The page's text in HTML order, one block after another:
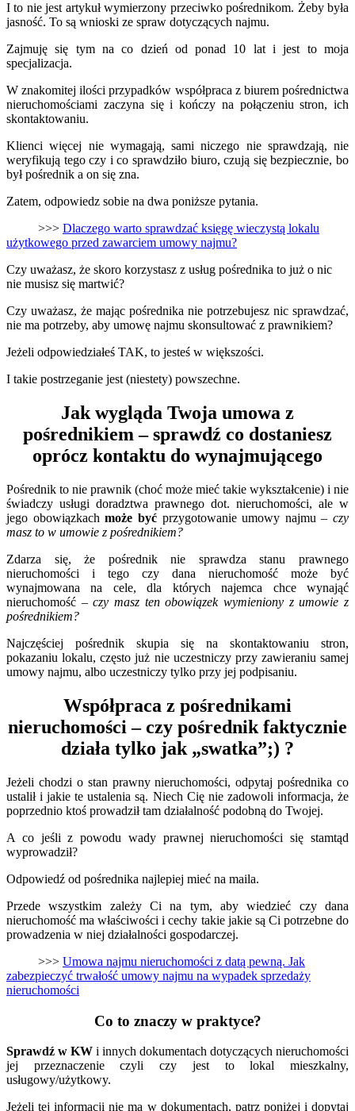
I to nie jest artykuł wymierzony przeciwko pośrednikom. Żeby była
jasność. To są wnioski ze spraw dotyczących najmu.
Zajmuję się tym na co dzień od ponad 10 lat i jest to moja
specjalizacja.
W znakomitej ilości przypadków współpraca z biurem pośrednictwa
nieruchomościami zaczyna się i kończy na połączeniu stron, ich
skontaktowaniu.
Klienci więcej nie wymagają, sami niczego nie sprawdzają, nie
weryfikują tego czy i co sprawdziło biuro, czują się bezpiecznie, bo
był pośrednik a on się zna.
Zatem, odpowiedz sobie na dwa poniższe pytania.
>>> Dlaczego warto sprawdzać księgę wieczystą lokalu
użytkowego przed zawarciem umowy najmu?
Czy uważasz, że skoro korzystasz z usług pośrednika to już o nic
nie musisz się martwić?
Czy uważasz, że mając pośrednika nie potrzebujesz nic sprawdzać,
nie ma potrzeby, aby umowę najmu skonsultować z prawnikiem?
Jeżeli odpowiedziałeś TAK, to jesteś w większości.
I takie postrzeganie jest (niestety) powszechne.
Jak wygląda Twoja umowa z
pośrednikiem – sprawdź co dostaniesz
oprócz kontaktu do wynajmującego
Pośrednik to nie prawnik (choć może mieć takie wykształcenie) i nie
świadczy usługi doradztwa prawnego dot. nieruchomości, ale w
jego obowiązkachmoże byćprzygotowanie umowy najmu – czy
masz to w umowie z pośrednikiem?
Zdarza się, że pośrednik nie sprawdza stanu prawnego
nieruchomości i tego czy dana nieruchomość może być
wynajmowana na cele, dla których najemca chce wynająć
nieruchomość –czy masz ten obowiązek wymieniony z umowie z
pośrednikiem?
Najczęściej pośrednik skupia się na skontaktowaniu stron,
pokazaniu lokalu, często już nie uczestniczy przy zawieraniu samej
umowy najmu, albo uczestniczy tylko przy jej podpisaniu.
Współpraca z pośrednikami
nieruchomości – czy pośrednik faktycznie
działa tylko jak „swatka”;) ?
Jeżeli chodzi o stan prawny nieruchomości, odpytaj pośrednika co
ustalił i jakie te ustalenia są. Niech Cię nie zadowoli informacja, że
poprzednio ktoś prowadził tam działalność podobną do Twojej.
A co jeśli z powodu wady prawnej nieruchomości się stamtąd
wyprowadził?
Odpowiedź od pośrednika najlepiej mieć na maila.
Przede wszystkim zależy Ci na tym, aby wiedzieć czy dana
nieruchomość ma właściwości i cechy takie jakie są Ci potrzebne do
prowadzenia w niej działalności gospodarczej.
>>> Umowa najmu nieruchomości z datą pewną. Jak
zabezpieczyć trwałość umowy najmu na wypadek sprzedaży
nieruchomości
Co to znaczy w praktyce?
Sprawdź w KW i innych dokumentach dotyczących nieruchomości
jej przeznaczenie czyli czy jest to lokal mieszkalny,
usługowy/użytkowy.
Jeżeli tej informacji nie ma w dokumentach, patrz poniżej i dopytaj